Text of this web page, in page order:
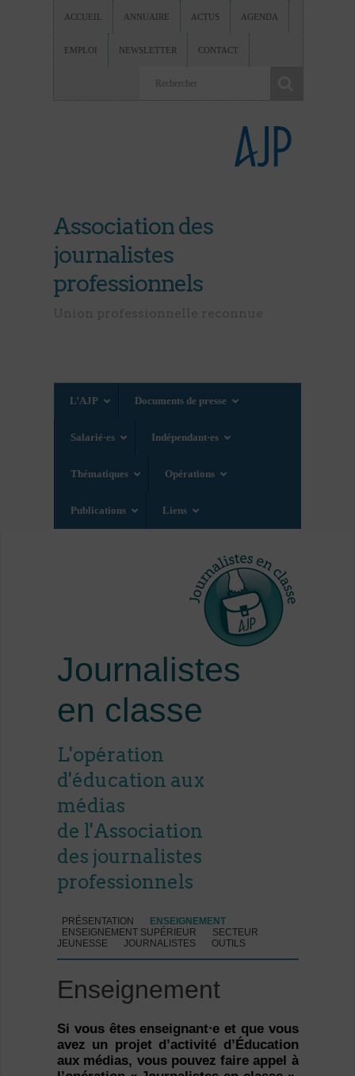
ACCUEIL ANNUAIRE ACTUS AGENDA
EMPLOI NEWSLETTER CONTACT
Association des
journalistes
professionnels
L’AJP Documents de presse
Salarié·es Indépendant·es
Thématiques Opérations
Publications Liens
Journalistes
en classe
L'opération
d'éducation aux
médias
de l'Association
des journalistes
professionnels
PRÉSENTATION
ENSEIGNEMENT
ENSEIGNEMENT SUPÉRIEUR
SECTEUR
JEUNESSE
JOURNALISTES OUTILS
Enseignement
Si vous êtes enseignant⸱e et que vous
avez un projet d’activité d’Éducation
aux médias, vous pouvez faire appel à